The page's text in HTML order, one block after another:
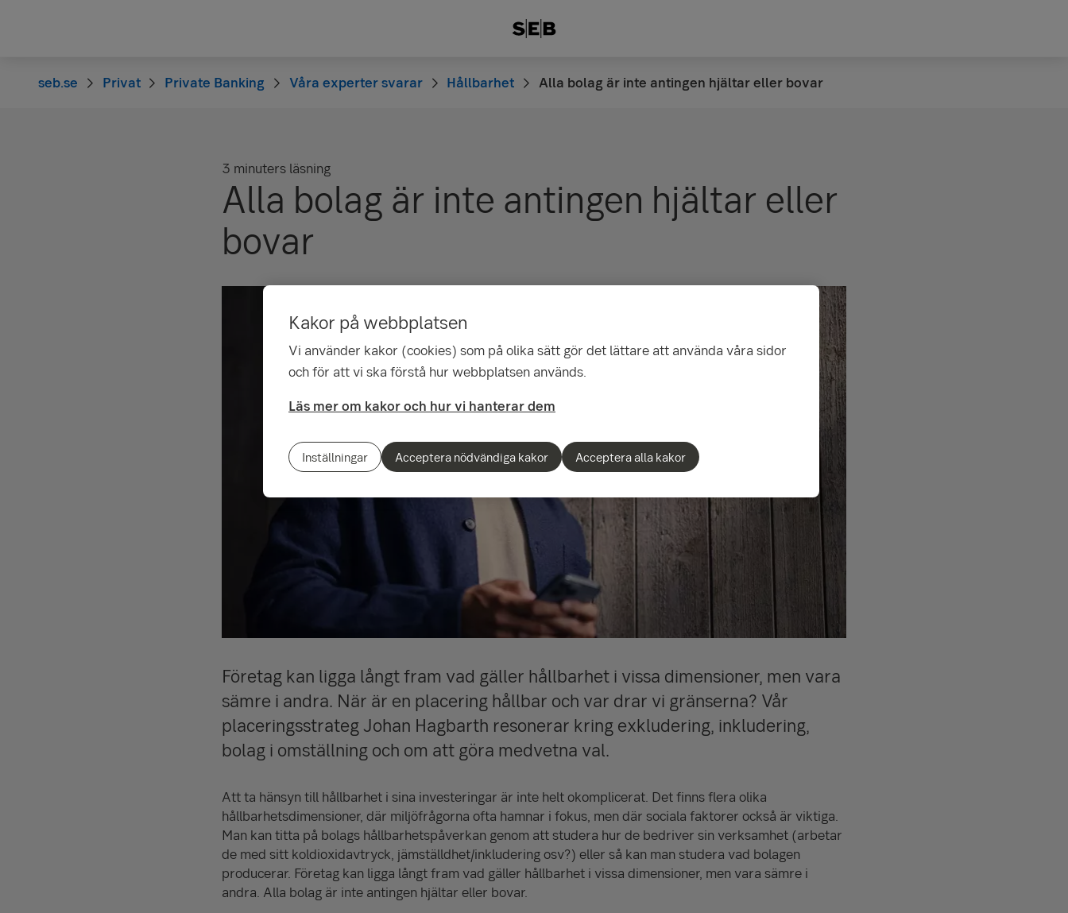
seb.se Privat Private Banking Våra experter svarar Hållbarhet Alla bolag är inte antingen hjältar eller bovar
3 minuters läsning
Alla bolag är inte antingen hjältar eller
bovar
Företag kan ligga långt fram vad gäller hållbarhet i vissa dimensioner, men vara
sämre i andra. När är en placering hållbar och var drar vi gränserna? Vår
placeringsstrateg Johan Hagbarth resonerar kring exkludering, inkludering,
bolag i omställning och om att göra medvetna val.
Att ta hänsyn till hållbarhet i sina investeringar är inte helt okomplicerat. Det finns flera olika
hållbarhetsdimensioner, där miljöfrågorna ofta hamnar i fokus, men där sociala faktorer också är viktiga.
Man kan titta på bolags hållbarhetspåverkan genom att studera hur de bedriver sin verksamhet (arbetar
de med sitt koldioxidavtryck, jämställdhet/inkludering osv?) eller så kan man studera vad bolagen
producerar. Företag kan ligga långt fram vad gäller hållbarhet i vissa dimensioner, men vara sämre i
andra. Alla bolag är inte antingen hjältar eller bovar.
Kakor på webbplatsen
Vi använder kakor (cookies) som på olika sätt gör det lättare att använda våra sidor
och för att vi ska förstå hur webbplatsen används.
Läs mer om kakor och hur vi hanterar dem
Inställningar Acceptera nödvändiga kakor Acceptera alla kakor